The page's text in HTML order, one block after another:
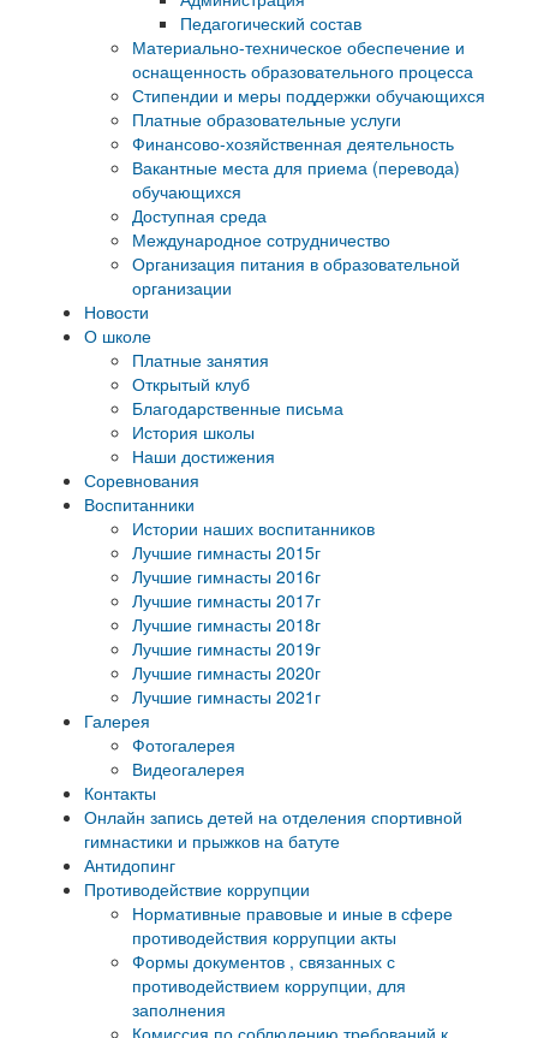
Педагогический состав
Материально-техническое обеспечение и
оснащенность образовательного процесса
Стипендии и меры поддержки обучающихся
Платные образовательные услуги
Финансово-хозяйственная деятельность
Вакантные места для приема (перевода)
обучающихся
Доступная среда
Международное сотрудничество
Организация питания в образовательной
организации
Новости
О школе
Платные занятия
Открытый клуб
Благодарственные письма
История школы
Наши достижения
Соревнования
Воспитанники
Истории наших воспитанников
Лучшие гимнасты 2015г
Лучшие гимнасты 2016г
Лучшие гимнасты 2017г
Лучшие гимнасты 2018г
Лучшие гимнасты 2019г
Лучшие гимнасты 2020г
Лучшие гимнасты 2021г
Галерея
Фотогалерея
Видеогалерея
Контакты
Онлайн запись детей на отделения спортивной
гимнастики и прыжков на батуте
Антидопинг
Противодействие коррупции
Нормативные правовые и иные в сфере
противодействия коррупции акты
Формы документов , связанных с
противодействием коррупции, для
заполнения
Комиссия по соблюдению требований к